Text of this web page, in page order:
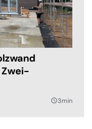
query_builder3min